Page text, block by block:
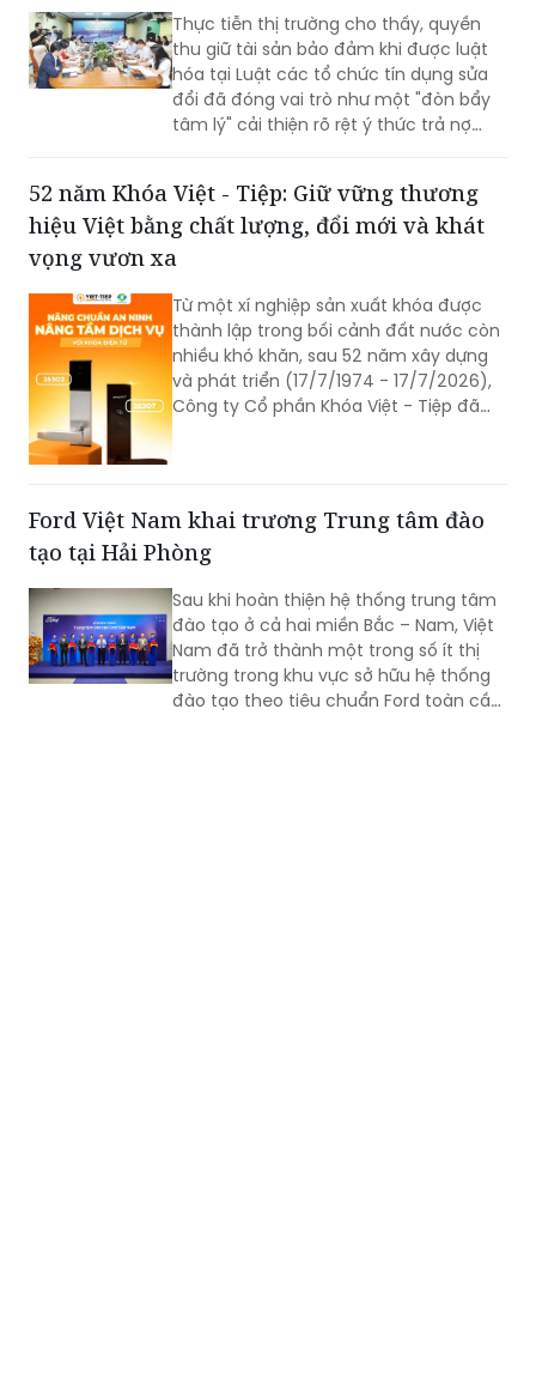
Thực tiễn thị trường cho thấy, quyền
thu giữ tài sản bảo đảm khi được luật
hóa tại Luật các tổ chức tín dụng sửa
đổi đã đóng vai trò như một "đòn bẩy
tâm lý" cải thiện rõ rệt ý thức trả nợ
52 năm Khóa Việt - Tiệp: Giữ vững thương
hiệu Việt bằng chất lượng, đổi mới và khát
vọng vươn xa
Từ một xí nghiệp sản xuất khóa được
thành lập trong bối cảnh đất nước còn
nhiều khó khăn, sau 52 năm xây dựng
và phát triển (17/7/1974 - 17/7/2026),
Công ty Cổ phần Khóa Việt - Tiệp đã
là câu chuyện tăng trưởng của một
thương hiệu “quốc dân”, mà còn phản
ánh sự bền bỉ của doanh nghiệp Việt
không ngừng nâng cao năng lực cạnh
tranh.
Ford Việt Nam khai trương Trung tâm đào
tạo tại Hải Phòng
Sau khi hoàn thiện hệ thống trung tâm
đào tạo ở cả hai miền Bắc – Nam, Việt
Nam đã trở thành một trong số ít thị
trường trong khu vực sở hữu hệ thống
đào tạo theo tiêu chuẩn Ford toàn cầu,